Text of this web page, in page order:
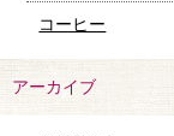
コーヒー
アーカイブ